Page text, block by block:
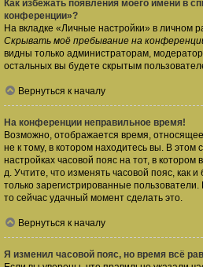
Как избежать появления моего имени в
конференции»?
На вкладке «Личные настройки» в личном
Скрывать моё пребывание на
видны только администраторам,
остальных вы будете скрытым
Вернуться к началу
На конференции неправильное время!
Возможно, отображается время,
не к тому, в котором находитесь вы. В этом
настройках часовой пояс на тот, в котором
д. Учтите, что изменять часовой пояс, как
только зарегистрированные
то сейчас удачный момент сделать это.
Вернуться к началу
Я изменил часовой пояс, но время всё